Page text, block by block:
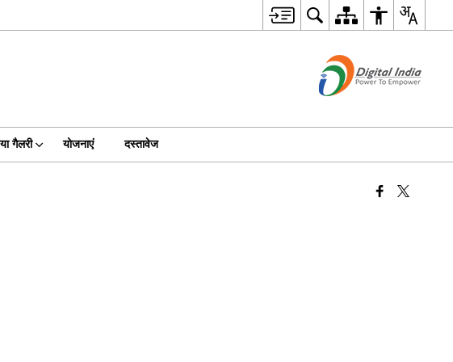
गैलरी योजनाएं दस्तावेज